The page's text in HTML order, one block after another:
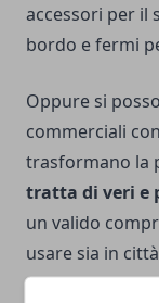
accessori per il
bordo e fermi
Oppure si
commerciali
trasformano la
tratta di veri e
un valido
usare sia in
nel tempo